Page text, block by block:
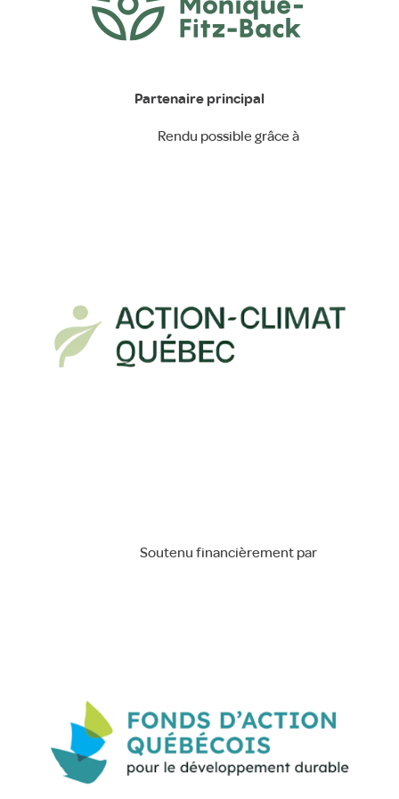
Partenaire principal
Rendu possible grâce à
Soutenu financièrement par